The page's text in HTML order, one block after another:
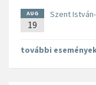
AUG
19
Szent
további